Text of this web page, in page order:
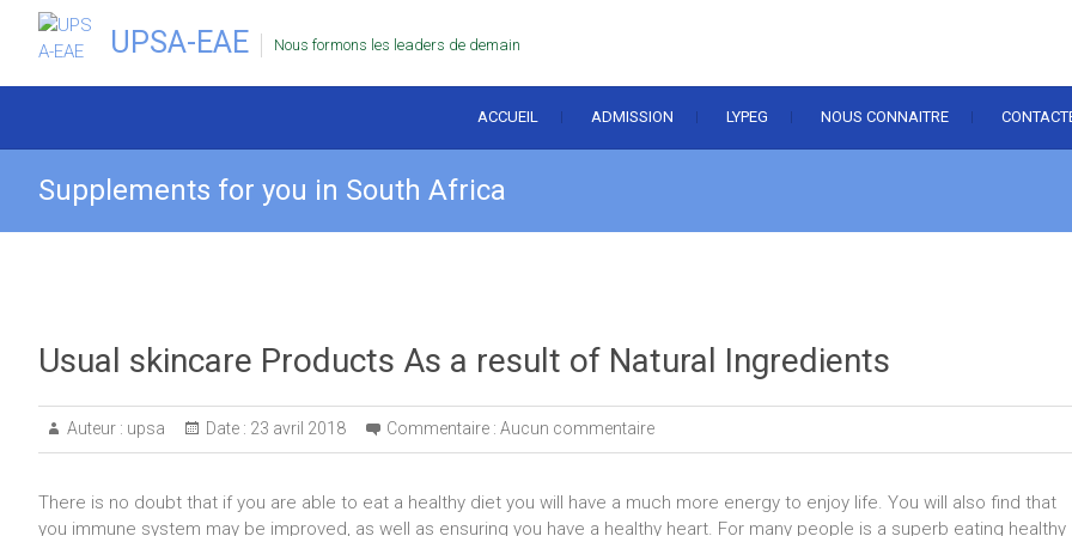
UPSA-EAE Nous formons les leaders de demain
ACCUEIL ADMISSION LYPEG NOUS CONNAITRE
Supplements for you in South Africa
Usual skincare Products As a result of Natural Ingredients
Auteur : upsa Date : 23 avril 2018 Commentaire : Aucun commentaire
There is no doubt that if you are able to eat a healthy diet you will have a much more energy to enjoy life. You will also find that
you immune system may be improved, as well as ensuring you have a healthy heart. For many people is a superb eating healthy